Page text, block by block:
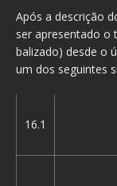
Após a descrição
ser apresentado o
balizado) desde o
um dos seguintes
16.1